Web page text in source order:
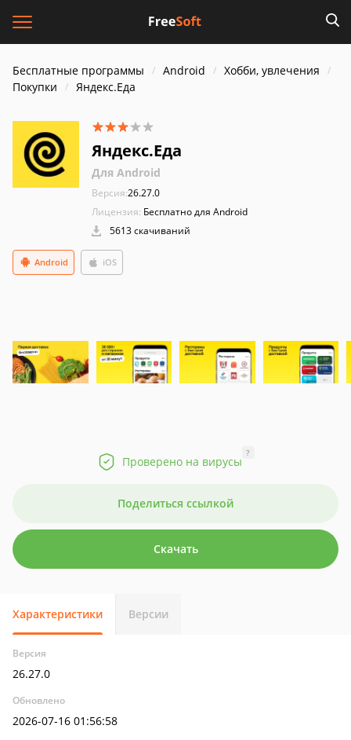
Бесплатные программы Android
Хобби, увлечения
Покупки
Яндекс.Еда
Яндекс.Еда
Для Android
Версия:26.27.0
Лицензия: Бесплатно для Android
5613 скачиваний
Android iOS
Проверено на вирусы
?
Поделиться ссылкой
Скачать
Характеристики Версии
Версия
26.27.0
Обновлено
2026-07-16 01:56:58